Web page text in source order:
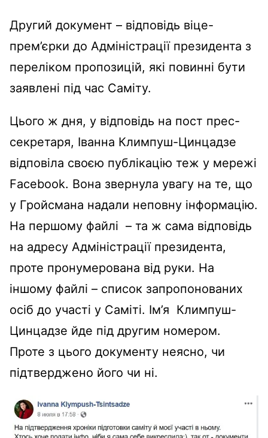
Другий документ – відповідь віце-
прем’єрки до Адміністрації президента з
переліком пропозицій, які повинні бути
заявлені під час Саміту.
Цього ж дня, у відповідь на пост прес-
секретаря, Іванна Климпуш-Цинцадзе
відповіла своєю публікацію теж у мережі
Facebook. Вона звернула увагу на те, що
у Гройсмана надали неповну інформацію.
На першому файлі – та ж сама відповідь
на адресу Адміністрації президента,
проте пронумерована від руки. На
іншому файлі – список запропонованих
осіб до участі у Саміті. Ім’я Климпуш-
Цинцадзе йде під другим номером.
Проте з цього документу неясно, чи
підтверджено його чи ні.